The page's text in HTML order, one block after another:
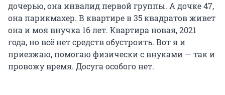
дочерью, она инвалид первой группы. А дочке 47,
она парикмахер. В квартире в 35 квадратов живет
она и моя внучка 16 лет. Квартира новая, 2021
года, но всё нет средств обустроить. Вот я и
приезжаю, помогаю физически с внуками — так и
провожу время. Досуга особого нет.